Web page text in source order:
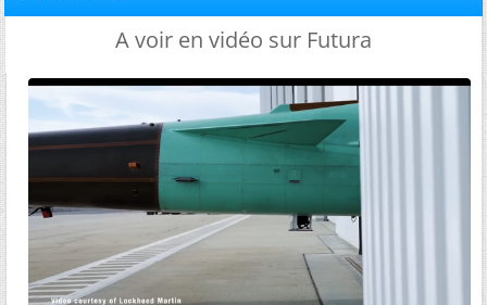
A voir en vidéo sur Futura